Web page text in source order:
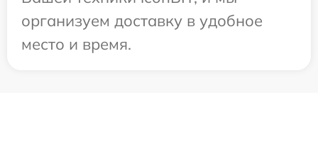
организуем доставку в удобное
место и время.